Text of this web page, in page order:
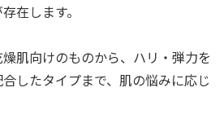
在します。
肌向けのものから、ハリ・弾力を
したタイプまで、肌の悩みに応じ